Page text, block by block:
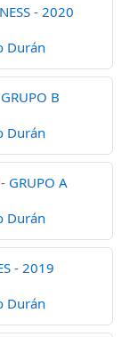
- 2020
Durán
B
Durán
GRUPO A
Durán
- 2019
Durán